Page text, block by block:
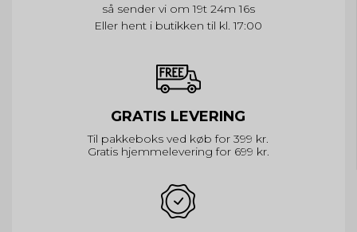
så sender vi om19t 24m 16s
Eller hent i butikken til kl. 17:00
GRATIS LEVERING
Til pakkeboks ved køb for 399 kr.
Gratis hjemmelevering for 699 kr.